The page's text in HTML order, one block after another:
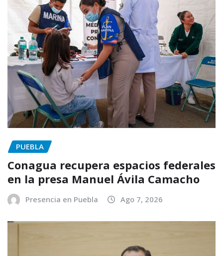
PUEBLA
Conagua recupera espacios federales
en la presa Manuel Ávila Camacho
Presencia en Puebla Ago 7, 2026